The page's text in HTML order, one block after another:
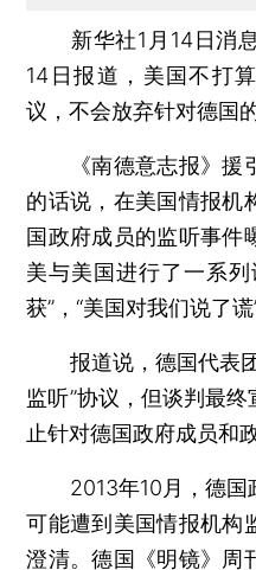
新华社1月14日消息
14日报道，美国不打
议，不会放弃针对德国
《南德意志报》援
的话说，在美国情报机
国政府成员的监听事件
美与美国进行了一系
获”，“美国对我们说了
报道说，德国代表团
监听”协议，但谈判最
止针对德国政府成员和
2013年10月，德国
可能遭到美国情报机构
澄清。德国《明镜》周